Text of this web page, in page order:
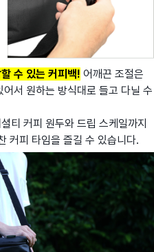
수 있는 커피백! 어깨끈 조절은
서 원하는 방식대로 들고 다닐 수
티 커피 원두와 드립 스케일까지
커피 타임을 즐길 수 있습니다.